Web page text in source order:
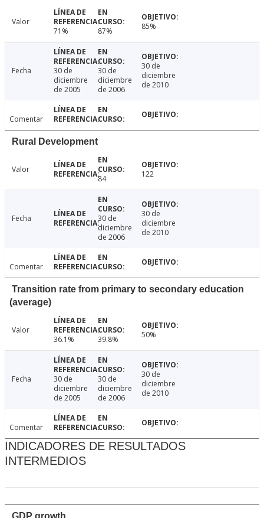
Valor
71%
87% 85%
Fecha
30 de
diciembre
de 2005
30 de
diciembre
de 2006
30 de
diciembre
de 2010
Comentar
Rural Development
Valor
84
122
Fecha
30 de
diciembre
de 2006
30 de
diciembre
de 2010
Comentar
Transition rate from primary to secondary education
(average)
Valor
36.1%
39.8% 50%
Fecha
30 de
diciembre
de 2005
30 de
diciembre
de 2006
30 de
diciembre
de 2010
Comentar
INDICADORES DE RESULTADOS
INTERMEDIOS